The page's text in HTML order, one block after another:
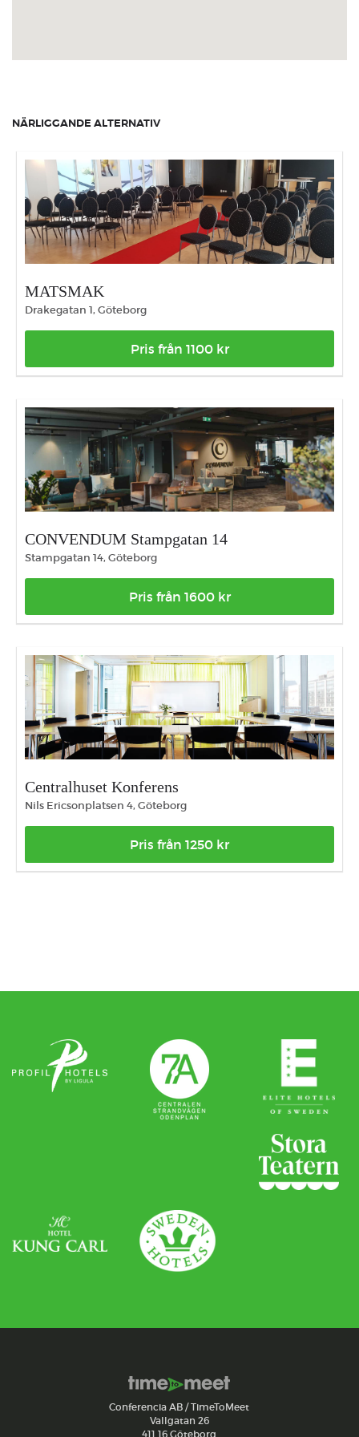
NÄRLIGGANDE ALTERNATIV
MATSMAK
Drakegatan 1, Göteborg
Pris från 1100 kr
CONVENDUM Stampgatan 14
Stampgatan 14, Göteborg
Pris från 1600 kr
Centralhuset Konferens
Nils Ericsonplatsen 4, Göteborg
Pris från 1250 kr
Conferencia AB / TimeToMeet
Vallgatan 26
411 16 Göteborg